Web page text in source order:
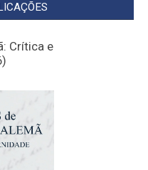
Crítica e